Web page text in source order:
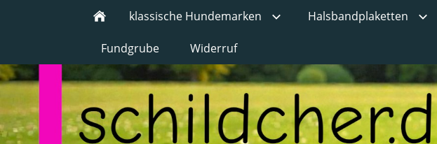
klassische Hundemarken Halsbandplaketten
Fundgrube Widerruf